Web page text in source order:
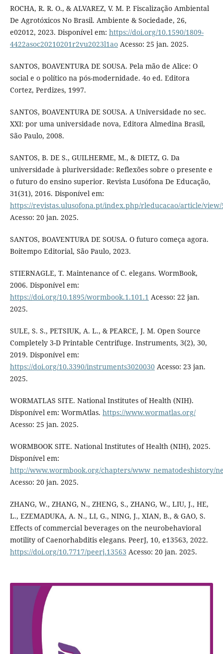
ROCHA, R. R. O., & ALVAREZ, V. M. P. Fiscalização Ambiental
De Agrotóxicos No Brasil. Ambiente & Sociedade, 26,
e02012, 2023. Disponível em: https://doi.org/10.1590/1809-
4422asoc20210201r2vu2023l1aoAcesso: 25 jan. 2025.
SANTOS, BOAVENTURA DE SOUSA. Pela mão de Alice: O
social e o político na pós-modernidade. 4o ed. Editora
Cortez, Perdizes, 1997.
SANTOS, BOAVENTURA DE SOUSA. A Universidade no sec.
XXI: por uma universidade nova, Editora Almedina Brasil,
São Paulo, 2008.
SANTOS, B. DE S., GUILHERME, M., & DIETZ, G. Da
universidade à pluriversidade: Reflexões sobre o presente e
o futuro do ensino superior. Revista Lusófona De Educação,
31(31), 2016. Disponível em:
https://revistas.ulusofona.pt/index.php/rleducacao/article/view/
Acesso: 20 jan. 2025.
SANTOS, BOAVENTURA DE SOUSA. O futuro começa agora.
Boitempo Editorial, São Paulo, 2023.
STIERNAGLE, T. Maintenance of C. elegans. WormBook,
2006. Disponível em:
https://doi.org/10.1895/wormbook.1.101.1 Acesso: 22 jan.
2025.
SULE, S. S., PETSIUK, A. L., & PEARCE, J. M. Open Source
Completely 3-D Printable Centrifuge. Instruments, 3(2), 30,
2019. Disponível em:
https://doi.org/10.3390/instruments3020030Acesso: 23 jan.
2025.
WORMATLAS SITE. National Institutes of Health (NIH).
Disponível em: WormAtlas. https://www.wormatlas.org/
Acesso: 25 jan. 2025.
WORMBOOK SITE. National Institutes of Health (NIH), 2025.
Disponível em:
http://www.wormbook.org/chapters/www_nematodeshistory/
Acesso: 20 jan. 2025.
ZHANG, W., ZHANG, N., ZHENG, S., ZHANG, W., LIU, J., HE,
L., EZEMADUKA, A. N., LI, G., NING, J., XIAN, B., & GAO, S.
Effects of commercial beverages on the neurobehavioral
motility of Caenorhabditis elegans. PeerJ, 10, e13563, 2022.
https://doi.org/10.7717/peerj.13563 Acesso: 20 jan. 2025.